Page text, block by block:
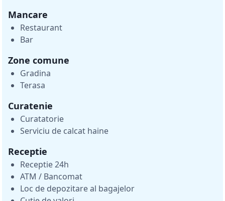
Mancare
Restaurant
Bar
Zone comune
Gradina
Terasa
Curatenie
Curatatorie
Serviciu de calcat haine
Receptie
Receptie 24h
ATM / Bancomat
Loc de depozitare al bagajelor